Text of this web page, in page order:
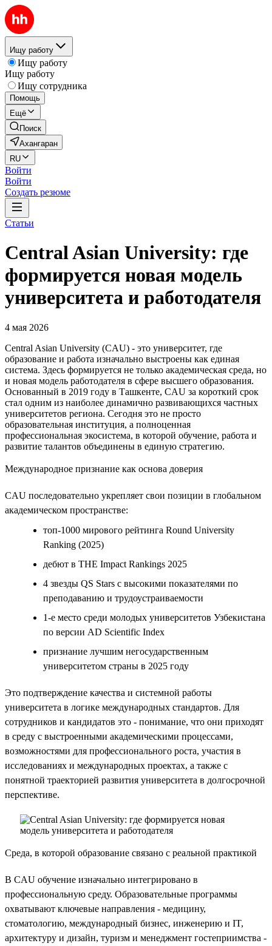
Ищу работу
Ищу работу
Ищу работу
Ищу сотрудника
Помощь
Ещё
Поиск
Ахангаран
RU
Войти
Войти
Создать резюме
Статьи
Central Asian University: где
формируется новая модель
университета и работодателя
4 мая 2026
Central Asian University (CAU) - это университет, где
образование и работа изначально выстроены как единая
система. Здесь формируется не только академическая среда, но
и новая модель работодателя в сфере высшего образования.
Основанный в 2019 году в Ташкенте, CAU за короткий срок
стал одним из наиболее динамично развивающихся частных
университетов региона. Сегодня это не просто
образовательная институция, а полноценная
профессиональная экосистема, в которой обучение, работа и
развитие талантов объединены в единую стратегию.
Международное признание как основа доверия
CAU последовательно укрепляет свои позиции в глобальном
академическом пространстве:
топ-1000 мирового рейтинга Round University
Ranking (2025)
дебют в THE Impact Rankings 2025
4 звезды QS Stars с высокими показателями по
преподаванию и трудоустраиваемости
1-е место среди молодых университетов Узбекистана
по версии AD Scientific Index
признание лучшим негосударственным
университетом страны в 2025 году
Это подтверждение качества и системной работы
университета в логике международных стандартов. Для
сотрудников и кандидатов это - понимание, что они приходят
в среду с выстроенными академическими процессами,
возможностями для профессионального роста, участия в
исследованиях и международных проектах, а также с
понятной траекторией развития университета в долгосрочной
перспективе.
Среда, в которой образование связано с реальной практикой
В CAU обучение изначально интегрировано в
профессиональную среду. Образовательные программы
охватывают ключевые направления - медицину,
стоматологию, международный бизнес, инженерию и IT,
архитектуру и дизайн, туризм и менеджмент гостеприимства -